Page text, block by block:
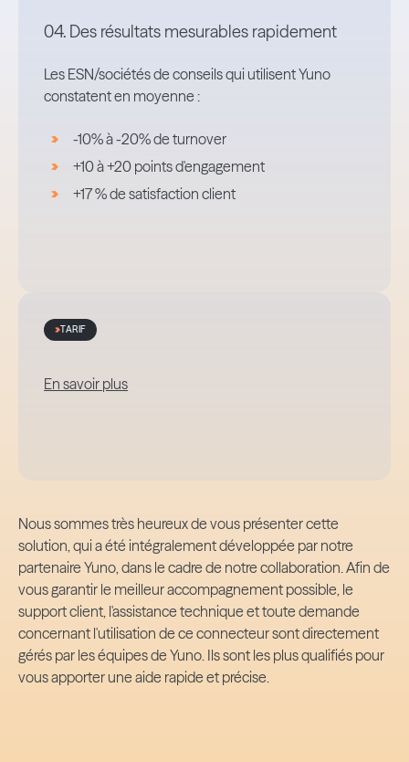
04. Des résultats mesurables rapidement
Les ESN/sociétés de conseils qui utilisent Yuno
constatent en moyenne :
-10% à -20% de turnover
+10 à +20 points d'engagement
+17 % de satisfaction client
TARIF
En savoir plus
Nous sommes très heureux de vous présenter cette
solution, qui a été intégralement développée par notre
partenaire Yuno, dans le cadre de notre collaboration. Afin de
vous garantir le meilleur accompagnement possible, le
support client, l'assistance technique et toute demande
concernant l'utilisation de ce connecteur sont directement
gérés par les équipes de Yuno. Ils sont les plus qualifiés pour
vous apporter une aide rapide et précise.